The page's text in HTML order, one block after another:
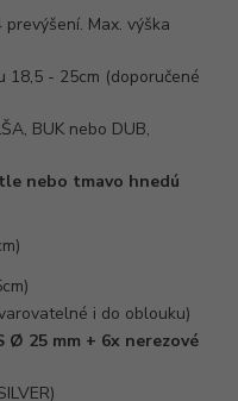
Max. výška
18,5 - 25cm (doporučené
BUK nebo DUB,
nebo tmavo hnedú
i do oblouku)
Ø 25 mm + 6x nerezové